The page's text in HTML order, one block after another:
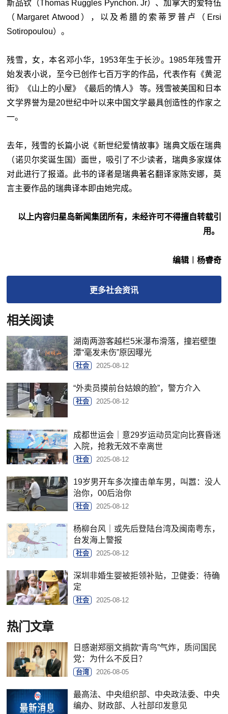
斯品钦（Thomas Ruggles Pynchon. Jr）、加拿大的爱特伍
（Margaret Atwood），以及希腊的索蒂罗普卢（Ersi
Sotiropoulou）。
残雪，女，本名邓小华，1953年生于长沙。1985年残雪开
始发表小说，至今已创作七百万字的作品，代表作有《黄泥
街》《山上的小屋》《最后的情人》 等。残雪被美国和日本
文学界誉为是20世纪中叶以来中国文学最具创造性的作家之
一。
去年，残雪的长篇小说《新世纪爱情故事》瑞典文版在瑞典
（诺贝尔奖诞生国）面世，吸引了不少读者，瑞典多家媒体
对此进行了报道。此书的译者是瑞典著名翻译家陈安娜，莫
言主要作品的瑞典译本即由她完成。
以上内容归星岛新闻集团所有，未经许可不得擅自转载引
用。
编辑︱杨睿奇
更多社会资讯
相关阅读
湖南两游客越栏5米瀑布滑落，撞岩壁堕
潭“毫发未伤”原因曝光
社会 2025-08-12
“外卖员摸前台姑娘的脸”，警方介入
社会 2025-08-12
成都世运会｜意29岁运动员定向比赛昏迷
入院，抢救无效不幸离世
社会 2025-08-12
19岁男开车多次撞击单车男，叫嚣：没人
治你，00后治你
社会 2025-08-12
杨柳台风｜或先后登陆台湾及闽南粤东，
台发海上警报
社会 2025-08-12
深圳非婚生婴被拒领补贴，卫健委：待确
定
社会 2025-08-12
热门文章
日感谢郑丽文捐款“青鸟”气炸，质问国民
党：为什么不反日？
台湾 2026-08-05
最高法、中央组织部、中央政法委、中央
编办、财政部、人社部印发意见